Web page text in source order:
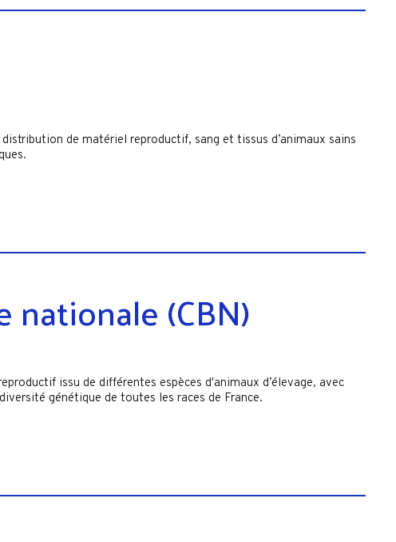
de matériel reproductif, sang et tissus d’animaux sains
nationale (CBN)
issu de différentes espèces d'animaux d’élevage, avec
génétique de toutes les races de France.